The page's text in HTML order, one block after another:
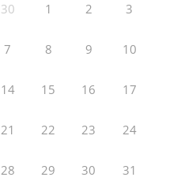
30 1 2 3
7 8 9 10
14 15 16 17
21 22 23 24
28 29 30 31